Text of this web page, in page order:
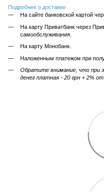
Подробнее о доставке
На сайте банковской картой
На карту Приватбанк через
самообслуживания.
На карту Монобанк.
Наложенным платежом при
Обратите внимание, что при
денег платная - 20 грн + 2%